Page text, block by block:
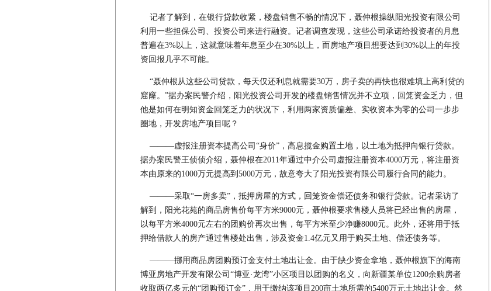
记者了解到，在银行贷款收紧，楼盘销售不畅的情况下，聂仲根操纵阳光投资有限公司
利用一些担保公司、投资公司来进行融资。记者调查发现，这些公司承诺给投资者的月息
普遍在3%以上，这就意味着年息至少在30%以上，而房地产项目想要达到30%以上的年投
资回报几乎不可能。
“聂仲根从这些公司贷款，每天仅还利息就需要30万，房子卖的再快也很难填上高利贷的
窟窿。”据办案民警介绍，阳光投资公司开发的楼盘销售情况并不立项，回笼资金乏力，但
他是如何在明知资金回笼乏力的状况下，利用两家资质偏差、实收资本为零的公司一步步
圈地，开发房地产项目呢？
———虚报注册资本提高公司“身价”，高息揽金购置土地，以土地为抵押向银行贷款。
据办案民警王侦侦介绍，聂仲根在2011年通过中介公司虚报注册资本4000万元，将注册资
本由原来的1000万元提高到5000万元，故意夸大了阳光投资有限公司履行合同的能力。
———采取“一房多卖”，抵押房屋的方式，回笼资金偿还债务和银行贷款。记者采访了
解到，阳光花苑的商品房售价每平方米9000元，聂仲根要求售楼人员将已经出售的房屋，
以每平方米4000元左右的团购价再次出售，每平方米至少净赚8000元。此外，还将用于抵
押给借款人的房产通过售楼处出售，涉及资金1.4亿元又用于购买土地、偿还债务等。
———挪用商品房团购预订金支付土地出让金。由于缺少资金拿地，聂仲根旗下的海南
博亚房地产开发有限公司“博亚·龙湾”小区项目以团购的名义，向新疆某单位1200余购房者
收取两亿多元的“团购预订金”，用于缴纳该项目200亩土地所需的5400万元土地出让金。然